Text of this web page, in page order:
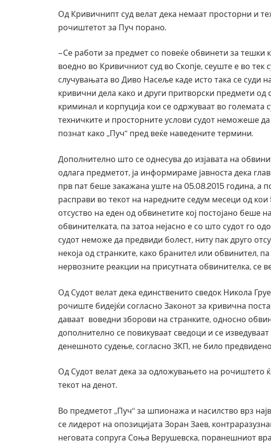
Од Кривичнипт суд велат дека немаат просторни и
рочиштетот за Пуч порано.
– Се работи за предмет со повеќе обвинети за тешки
воедно во Кривичниот суд во Скопје, сеуште е во тек
случувањата во Диво Насеље каде исто така се суди
кривични дела како и други притворски предмети од
криминал и корпуција кои се одржуваат во големата
техничките и просторните услови судот неможеше
познат како „Пуч“ пред веќе наведените термини.
Дополнително што се однесува до изјавата на
одлага предметот, ја информираме јавноста дека
прв пат беше закажана уште на 05.08.2015 година, а
расправи во текот на наредните седум месеци од
отсуство на еден од обвинетите кој постојано беше
обвинителката, па затоа нејасно е со што судот го
судот неможе да предвиди болест, ниту пак друго
некоја од странките, како бранител или обвинител,
нервозните реакции на присутната обвинителка, се
Од Судот велат дека единственито сведок Никола
рочиште бидејќи согласно Законот за кривична
даваат воведни зборови на странките, односно
дополнително се повикуваат сведоци и се
денешното судење, согласно ЗКП, не било
Од Судот велат дека за одложувањето на рочиштето
текот на денот.
Во предметот „Пуч“ за шпионажа и насилство врз
се лидерот на опозицијата Зоран Заев,
неговата сопруга Соња Верушевска, порaнешниот
Грција: Горат Парос, Андрос, Калимнос, Крит, …